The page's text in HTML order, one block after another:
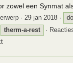
zowel een Synmat
29 jan 2018
therm-a-rest